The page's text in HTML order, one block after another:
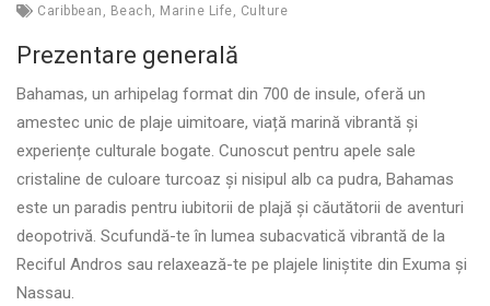
Caribbean , Beach, Marine Life, Culture
Prezentare generală
Bahamas, un arhipelag format din 700 de insule, oferă un
amestec unic de plaje uimitoare, viață marină vibrantă și
experiențe culturale bogate. Cunoscut pentru apele sale
cristaline de culoare turcoaz și nisipul alb ca pudra, Bahamas
este un paradis pentru iubitorii de plajă și căutătorii de aventuri
deopotrivă. Scufundă-te în lumea subacvatică vibrantă de la
Reciful Andros sau relaxează-te pe plajele liniștite din Exuma și
Nassau.